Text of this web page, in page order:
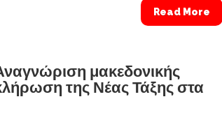
Read More
μακεδονικής
της Νέας Τάξης στα